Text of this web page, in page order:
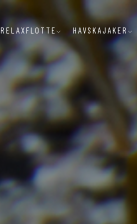
RELAXFLOTTE HAVSKAJAKER